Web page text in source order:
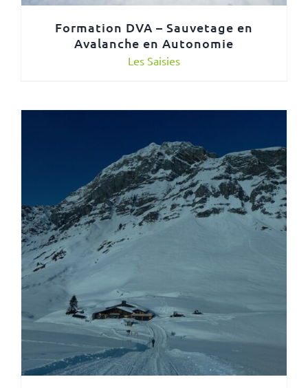
Formation DVA – Sauvetage en
Avalanche en Autonomie
Les Saisies